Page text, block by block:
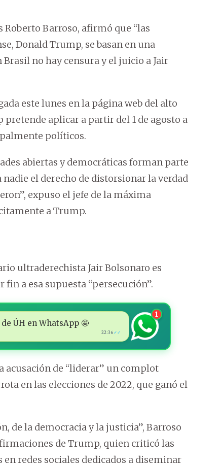
Barroso, afirmó que “las
Donald Trump, se basan en una
no hay censura y el juicio a Jair
este lunes en la página web del alto
aplicar a partir del 1 de agosto a
políticos.
abiertas y democráticas forman parte
nadie el derecho de distorsionar la verdad
expuso el jefe de la máxima
a Trump.
ultraderechista Jair Bolsonaro es
a esa supuesta “persecución”.
ÚH en WhatsApp 🤩
22:36 ✓✓
1
acusación de “liderar” un complot
en las elecciones de 2022, que ganó el
de la democracia y la justicia”, Barroso
de Trump, quien criticó las
redes sociales dedicados a diseminar